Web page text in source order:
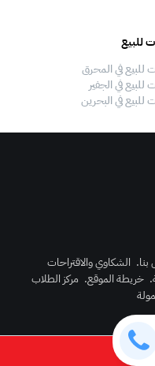
للبيع
للبيع في المحرق
للبيع في الجفير
للبيع في البحرين
. الشكاوي والاقتراحات
. خريطة الموقع. مركز الطلاب